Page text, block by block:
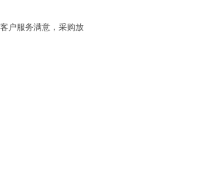
户服务满意，采购放